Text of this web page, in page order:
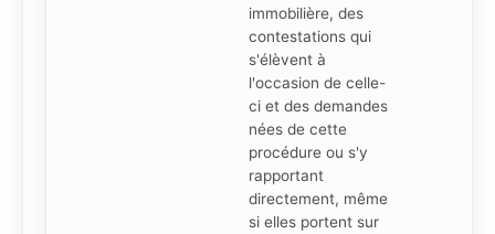
immobilière, des
contestations qui
s'élèvent à
l'occasion de celle-
ci et des demandes
nées de cette
procédure ou s'y
rapportant
directement, même
si elles portent sur